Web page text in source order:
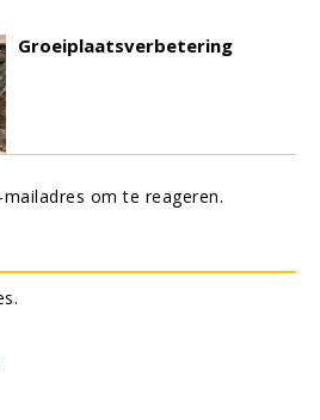
Groeiplaatsverbetering
om te reageren.